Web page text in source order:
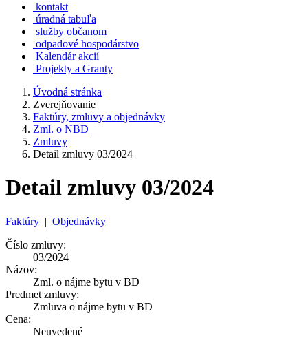
kontakt
úradná tabuľa
služby občanom
odpadové hospodárstvo
Kalendár akcií
Projekty a Granty
Úvodná stránka
Zverejňovanie
Faktúry, zmluvy a objednávky
Zml. o NBD
Zmluvy
Detail zmluvy 03/2024
Detail zmluvy 03/2024
Faktúry | Objednávky
Číslo zmluvy:
03/2024
Názov:
Zml. o nájme bytu v BD
Predmet zmluvy:
Zmluva o nájme bytu v BD
Cena:
Neuvedené